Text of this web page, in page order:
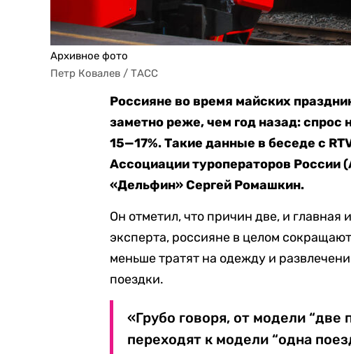
Архивное фото
Петр Ковалев / ТАСС
Россияне во время майских
заметно реже, чем год назад: спрос
15—17%. Такие данные в беседе с
Ассоциации туроператоров России
«Дельфин» Сергей Ромашкин.
Он отметил, что причин две, и
эксперта, россияне в целом
меньше тратят на одежду и
поездки.
«Грубо говоря, от модели “две
переходят к модели “одна